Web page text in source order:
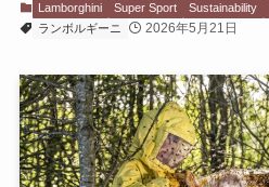
Lamborghini Super Sport Sustainability
ランボルギーニ
2026年5月21日